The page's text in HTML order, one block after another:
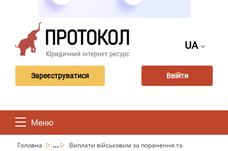
UA
Зареєструватися Ввійти
Меню
Головна ...
Виплати військовим за поранення та